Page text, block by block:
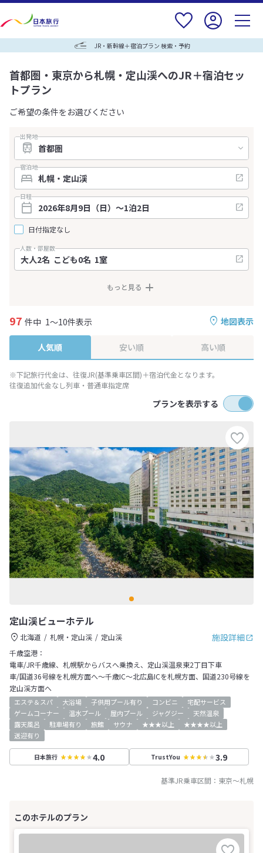
JR・新幹線＋宿泊プラン 検索・予約
首都圏・東京から札幌・定山渓へのJR＋宿泊セッ
トプラン
ご希望の条件をお選びください
出発地
宿泊地
日程
日付指定なし
人数・部屋数
もっと見る
地図表示
97 件中 1～10件表示
人気順 安い順 高い順
※下記旅行代金は、往復JR(基準乗車区間)＋宿泊代金となります。
往復追加代金なし列車・普通車指定席
プランを表示する
定山渓ビューホテル
施設詳細
北海道 札幌・定山渓
定山渓
千歳空港：
電車/JR千歳線、札幌駅からバスへ乗換え、定山渓温泉東2丁目下車
車/国道36号線を札幌方面へ～千歳IC～北広島ICを札幌方面、国道230号線を
定山渓方面へ
エステ＆スパ 大浴場 子供用プール有り コンビニ
宅配サービス
ゲームコーナー
温水プール 屋内プール ジャグジー
天然温泉
露天風呂
駐車場有り 旅館 サウナ ★★★以上
★★★★以上
送迎有り
日本旅行 4.0 TrustYou 3.9
基準JR乗車区間： 東京～札幌